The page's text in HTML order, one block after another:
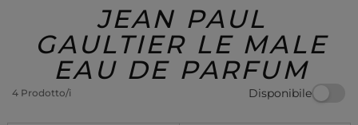
Regalo
JEAN PAUL
GAULTIER LE MALE
EAU DE PARFUM
4 Prodotto/i Disponibile